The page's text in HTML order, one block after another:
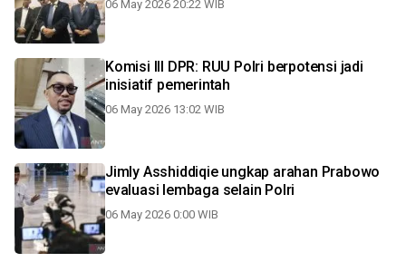
06 May 2026 20:22 WIB
Komisi III DPR: RUU Polri berpotensi jadi
inisiatif pemerintah
06 May 2026 13:02 WIB
Jimly Asshiddiqie ungkap arahan Prabowo
evaluasi lembaga selain Polri
06 May 2026 0:00 WIB